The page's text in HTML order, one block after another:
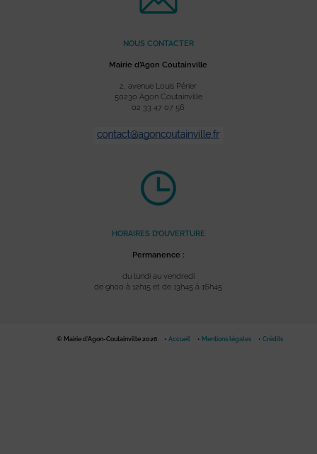
NOUS CONTACTER
Mairie d’Agon Coutainville
2, avenue Louis Périer
50230 Agon Coutainville
02 33 47 07 56
HORAIRES D’OUVERTURE
Permanence :
du lundi au vendredi
de 9h00 à 12h15 et de 13h45 à 16h45
© Mairie d'Agon-Coutainville 2026 Accueil Mentions légales Crédits